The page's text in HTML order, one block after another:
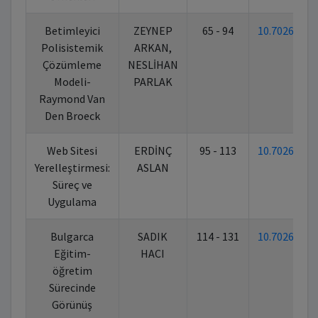
Betimleyici
Polisistemik
Çözümleme
Modeli-
Raymond Van
Den Broeck
ZEYNEP
ARKAN,
NESLİHAN
PARLAK
65 - 94 10.70269/
Web Sitesi
Yerelleştirmesi:
Süreç ve
Uygulama
ERDİNÇ
ASLAN
95 - 113 10.70269/
Bulgarca
Eğitim-
öğretim
Sürecinde
Görünüş
SADIK
HACI
114 - 131 10.70269/